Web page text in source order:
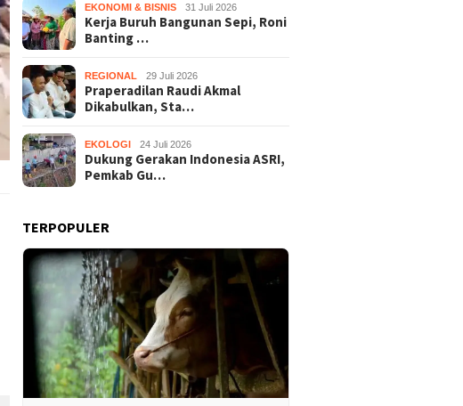
EKONOMI & BISNIS 31 Juli 2026
Kerja Buruh Bangunan Sepi, Roni
Banting …
REGIONAL 29 Juli 2026
Praperadilan Raudi Akmal
Dikabulkan, Sta…
EKOLOGI 24 Juli 2026
Dukung Gerakan Indonesia ASRI,
Pemkab Gu…
TERPOPULER